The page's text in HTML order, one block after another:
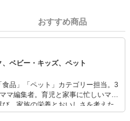
おすすめ商品
ベビー・キッズ、ペット
食品」「ペット」カテゴリー担当。3
マ編集者。育児と家事に忙しいママ
、家族の栄養とおいしさを考えた
ックスタイムを楽しむためのスイ